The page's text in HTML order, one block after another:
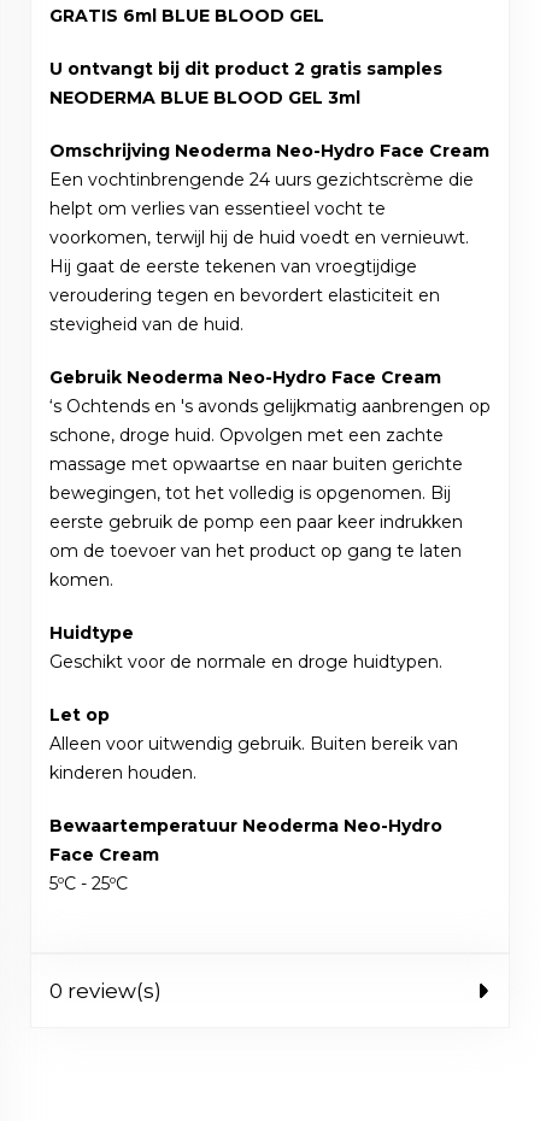
GRATIS 6ml BLUE BLOOD GEL
U ontvangt bij dit product 2 gratis samples
NEODERMA BLUE BLOOD GEL 3ml
Omschrijving Neoderma Neo-Hydro Face Cream
Een vochtinbrengende 24 uurs gezichtscrème die
helpt om verlies van essentieel vocht te
voorkomen, terwijl hij de huid voedt en vernieuwt.
Hij gaat de eerste tekenen van vroegtijdige
veroudering tegen en bevordert elasticiteit en
stevigheid van de huid.
Gebruik Neoderma Neo-Hydro Face Cream
‘s Ochtends en 's avonds gelijkmatig aanbrengen op
schone, droge huid. Opvolgen met een zachte
massage met opwaartse en naar buiten gerichte
bewegingen, tot het volledig is opgenomen. Bij
eerste gebruik de pomp een paar keer indrukken
om de toevoer van het product op gang te laten
komen.
Huidtype
Geschikt voor de normale en droge huidtypen.
Let op
Alleen voor uitwendig gebruik. Buiten bereik van
kinderen houden.
Bewaartemperatuur Neoderma Neo-Hydro
Face Cream
5ºC - 25ºC
0 review(s)